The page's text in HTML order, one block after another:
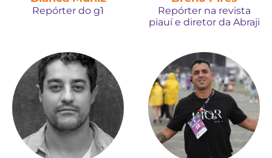
Repórter do g1
Repórter na revista
piauí e diretor da Abraji